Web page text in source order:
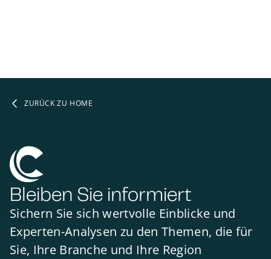
ZURÜCK ZU HOME
Bleiben Sie informiert
Sichern Sie sich wertvolle Einblicke und
Experten-Analysen zu den Themen, die für
Sie, Ihre Branche und Ihre Region